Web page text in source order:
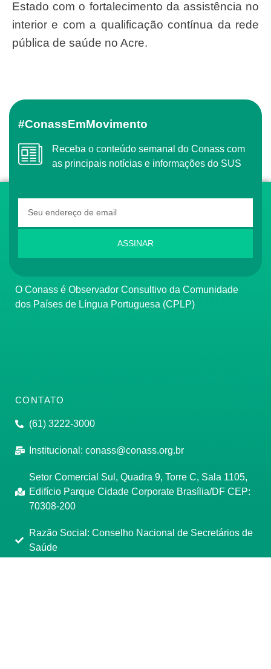
Estado com o fortalecimento da assistência no
interior e com a qualificação contínua da rede
pública de saúde no Acre.
#ConassEmMovimento
Receba o conteúdo semanal do Conass com
as principais notícias e informações do SUS
ASSINAR
O Conass é Observador Consultivo da Comunidade
dos Países de Língua Portuguesa (CPLP)
CONTATO
(61) 3222-3000
Institucional: conass@conass.org.br
Setor Comercial Sul, Quadra 9, Torre C, Sala 1105,
Edifício Parque Cidade Corporate Brasília/DF CEP:
70308-200
Razão Social: Conselho Nacional de Secretários de
Saúde